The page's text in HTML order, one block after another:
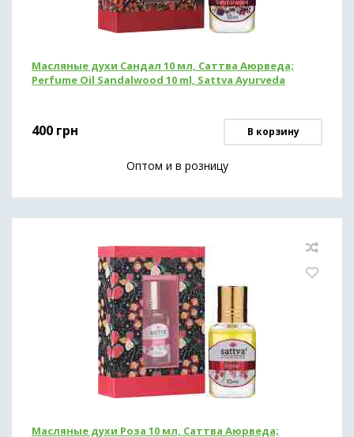
Масляные духи Сандал 10 мл, Саттва Аюрведа;
Perfume Oil Sandalwood 10 ml, Sattva Ayurveda
400 грн В корзину
Оптом и в розницу
Масляные духи Роза 10 мл, Саттва Аюрведа;
Почки и мочеполовая система
Препараты для печени
Обезболивающие средства
Для похудения